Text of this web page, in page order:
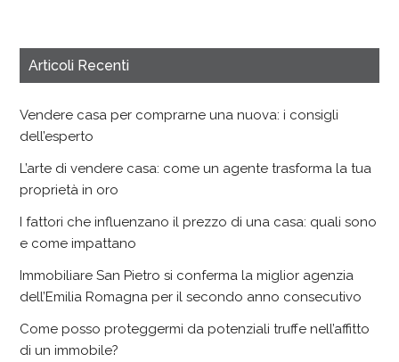
Articoli Recenti
Vendere casa per comprarne una nuova: i consigli
dell’esperto
L’arte di vendere casa: come un agente trasforma la tua
proprietà in oro
I fattori che influenzano il prezzo di una casa: quali sono
e come impattano
Immobiliare San Pietro si conferma la miglior agenzia
dell’Emilia Romagna per il secondo anno consecutivo
Come posso proteggermi da potenziali truffe nell’affitto
di un immobile?